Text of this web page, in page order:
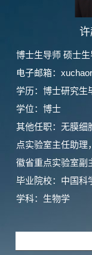
博士生导师 硕士
电子邮箱：
学历：博士研究生
学位：博士
其他任职：无膜细
点实验室主任助理
徽省重点实验室副
毕业院校：中国科
学科：生物学